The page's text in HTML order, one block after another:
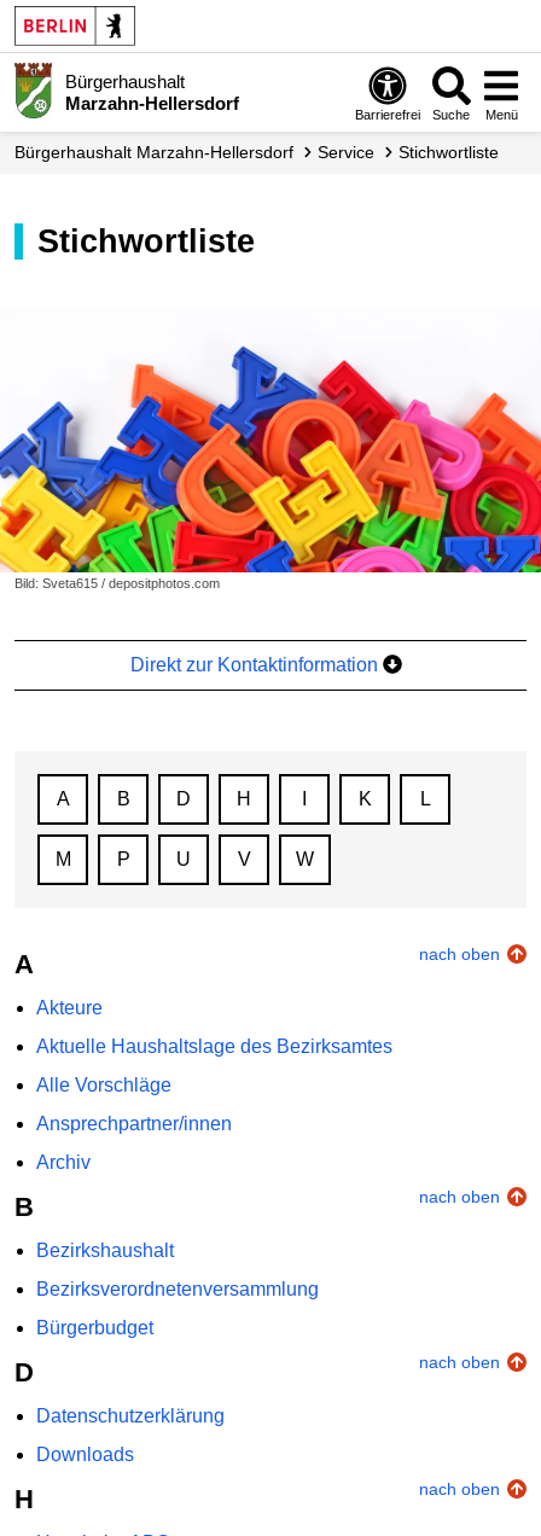
Bürgerhaushalt
Marzahn-Hellersdorf
Barrierefrei Suche Menü
Bürgerhaushalt Marzahn-Hellersdorf Service Stichwortliste
Stichwortliste
Bild: Sveta615 / depositphotos.com
Direkt zur Kontaktinformation
A B D H K L
M P U V W
A nach oben
Akteure
Aktuelle Haushaltslage des Bezirksamtes
Alle Vorschläge
Ansprechpartner/innen
Archiv
B nach oben
Bezirkshaushalt
Bezirksverordnetenversammlung
Bürgerbudget
D nach oben
Datenschutzerklärung
Downloads
H nach oben